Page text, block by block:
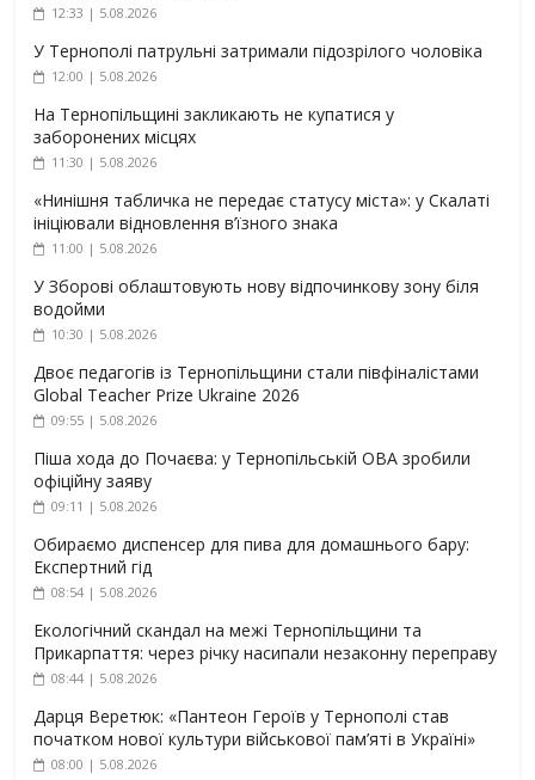
12:33 | 5.08.2026
У Тернополі патрульні затримали підозрілого чоловіка
12:00 | 5.08.2026
На Тернопільщині закликають не купатися у
заборонених місцях
11:30 | 5.08.2026
«Нинішня табличка не передає статусу міста»: у Скалаті
ініціювали відновлення в’їзного знака
11:00 | 5.08.2026
У Зборові облаштовують нову відпочинкову зону біля
водойми
10:30 | 5.08.2026
Двоє педагогів із Тернопільщини стали півфіналістами
Global Teacher Prize Ukraine 2026
09:55 | 5.08.2026
Піша хода до Почаєва: у Тернопільській ОВА зробили
офіційну заяву
09:11 | 5.08.2026
Обираємо диспенсер для пива для домашнього бару:
Експертний гід
08:54 | 5.08.2026
Екологічний скандал на межі Тернопільщини та
Прикарпаття: через річку насипали незаконну переправу
08:44 | 5.08.2026
Дарця Веретюк: «Пантеон Героїв у Тернополі став
початком нової культури військової пам’яті в Україні»
08:00 | 5.08.2026